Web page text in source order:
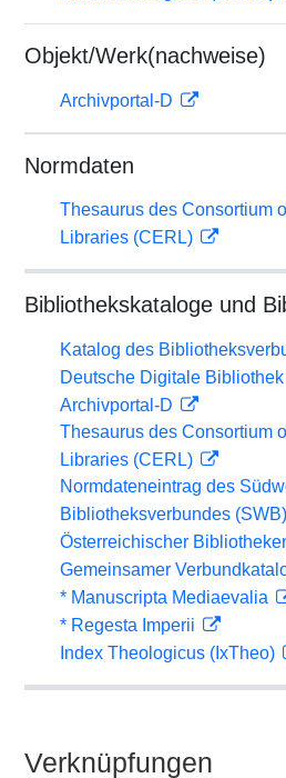
Objekt/Werk(nachweise)
Archivportal-D
Normdaten
Thesaurus des Consortium
Libraries (CERL)
Bibliothekskataloge und
Katalog des
Deutsche Digitale Bibliothek
Archivportal-D
Thesaurus des Consortium
Libraries (CERL)
Normdateneintrag des
Bibliotheksverbundes (SWB)
Österreichischer
Gemeinsamer
* Manuscripta Mediaevalia
* Regesta Imperii
Index Theologicus (IxTheo)
Verknüpfungen